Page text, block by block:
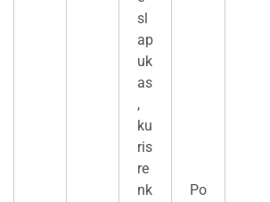
sl
ap
uk
as
,
ku
ris
re
nk
Po